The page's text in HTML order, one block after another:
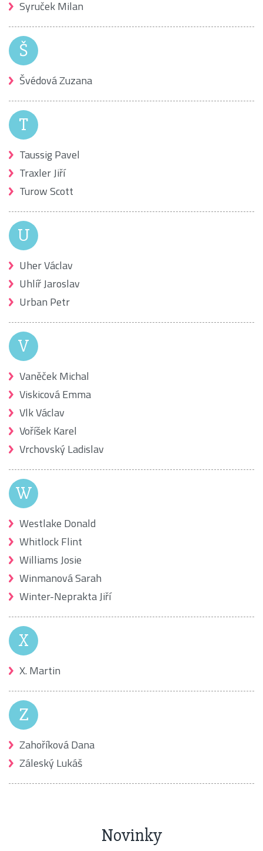
Syruček Milan
Š
Švédová Zuzana
T
Taussig Pavel
Traxler Jiří
Turow Scott
U
Uher Václav
Uhlíř Jaroslav
Urban Petr
V
Vaněček Michal
Viskicová Emma
Vlk Václav
Voříšek Karel
Vrchovský Ladislav
W
Westlake Donald
Whitlock Flint
Williams Josie
Winmanová Sarah
Winter-Neprakta Jiří
X
X. Martin
Z
Zahoříková Dana
Záleský Lukáš
Novinky